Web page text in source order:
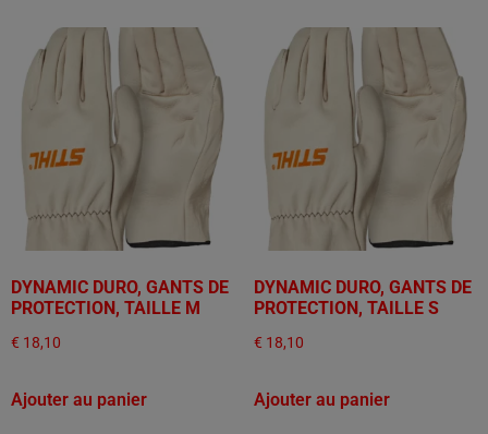
DYNAMIC DURO, GANTS DE
PROTECTION, TAILLE M
€ 18,10
Ajouter au panier
DYNAMIC DURO, GANTS DE
PROTECTION, TAILLE S
€ 18,10
Ajouter au panier